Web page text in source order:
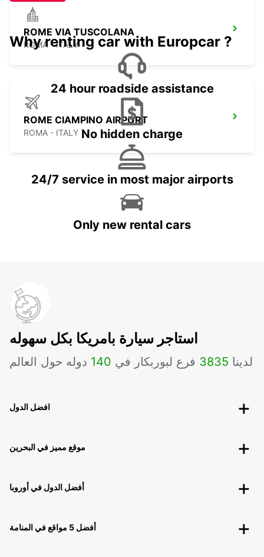
ROME VIA TUSCOLANA
ROMA - ITALY
ROME CIAMPINO AIRPORT
ROMA - ITALY
Why renting car with Europcar ?
24 hour roadside assistance
No hidden charge
24/7 service in most major airports
Only new rental cars
استاجر سيارة بامريكا بكل سهوله
لدينا 3835 فرع لبوربكار في 140 دوله حول العالم
افضل الدول
موقع مميز في البحرين
أفضل الدول في أوروبا
أفضل 5 مواقع في المنامة